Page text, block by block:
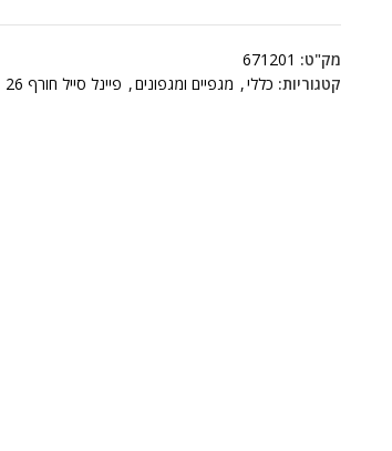
מק"ט: 671201
קטגוריות: כללי, מגפיים ומגפונים, פיינל סייל חורף 26